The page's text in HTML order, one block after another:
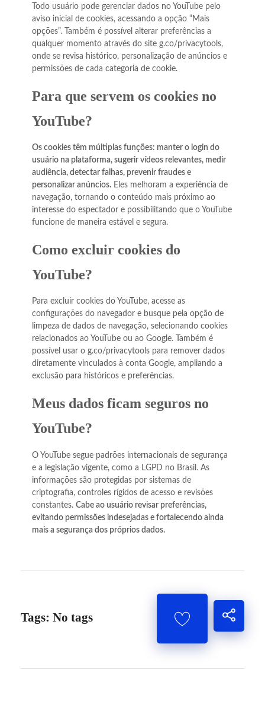
Todo usuário pode gerenciar dados no YouTube pelo
aviso inicial de cookies, acessando a opção “Mais
opções”. Também é possível alterar preferências a
qualquer momento através do site g.co/privacytools,
onde se revisa histórico, personalização de anúncios e
permissões de cada categoria de cookie.
Para que servem os cookies no
YouTube?
Os cookies têm múltiplas funções: manter o login do
usuário na plataforma, sugerir vídeos relevantes, medir
audiência, detectar falhas, prevenir fraudes e
personalizar anúncios.Eles melhoram a experiência de
navegação, tornando o conteúdo mais próximo ao
interesse do espectador e possibilitando que o YouTube
funcione de maneira estável e segura.
Como excluir cookies do
YouTube?
Para excluir cookies do YouTube, acesse as
configurações do navegador e busque pela opção de
limpeza de dados de navegação, selecionando cookies
relacionados ao YouTube ou ao Google. Também é
possível usar o g.co/privacytools para remover dados
diretamente vinculados à conta Google, ampliando a
exclusão para históricos e preferências.
Meus dados ficam seguros no
YouTube?
O YouTube segue padrões internacionais de segurança
e a legislação vigente, como a LGPD no Brasil. As
informações são protegidas por sistemas de
criptografia, controles rígidos de acesso e revisões
constantes. Cabe ao usuário revisar preferências,
evitando permissões indesejadas e fortalecendo ainda
mais a segurança dos próprios dados.
Tags: No tags